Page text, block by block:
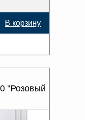
В корзину
"Розовый